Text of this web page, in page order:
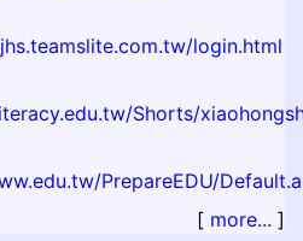
[ more... ]